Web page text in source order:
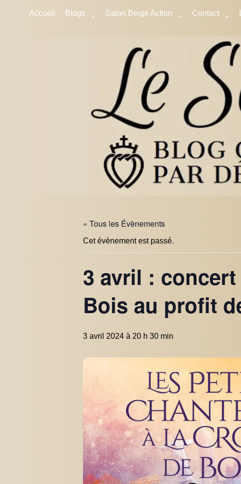
Accueil Blogs Salon Beige Action Contact
« Tous les Évènements
Cet évènement est passé.
3 avril :
Bois au profit
3 avril 2024 à 20 h 30 min